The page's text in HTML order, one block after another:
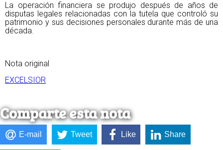
La operación financiera se produjo después de años de
disputas legales relacionadas con la tutela que controló su
patrimonio y sus decisiones personales durante más de una
década.
Nota original
EXCELSIOR
Comparte esta nota
E-mail Tweet Like Share